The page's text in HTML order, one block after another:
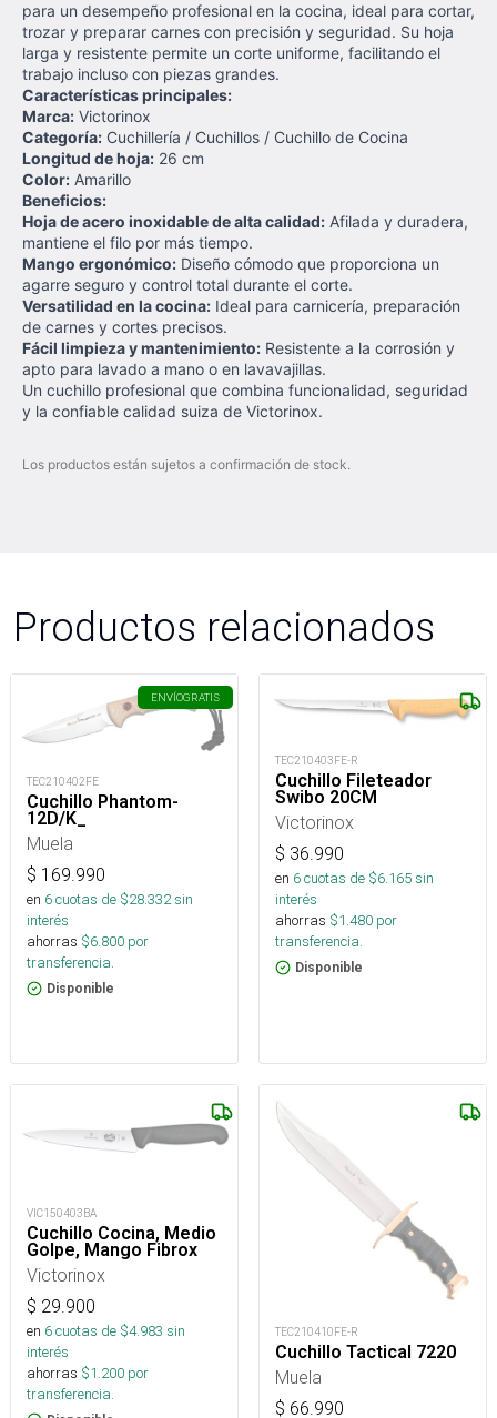
para un desempeño profesional en la cocina, ideal para cortar,
trozar y preparar carnes con precisión y seguridad. Su hoja
larga y resistente permite un corte uniforme, facilitando el
trabajo incluso con piezas grandes.
Características principales:
Marca: Victorinox
Categoría: Cuchillería / Cuchillos / Cuchillo de Cocina
Longitud de hoja: 26 cm
Color: Amarillo
Beneficios:
Hoja de acero inoxidable de alta calidad: Afilada y duradera,
mantiene el filo por más tiempo.
Mango ergonómico: Diseño cómodo que proporciona un
agarre seguro y control total durante el corte.
Versatilidad en la cocina: Ideal para carnicería, preparación
de carnes y cortes precisos.
Fácil limpieza y mantenimiento: Resistente a la corrosión y
apto para lavado a mano o en lavavajillas.
Un cuchillo profesional que combina funcionalidad, seguridad
y la confiable calidad suiza de Victorinox.
Los productos están sujetos a confirmación de stock.
Productos relacionados
ENVÍOGRATIS
TEC210402FE
Cuchillo Phantom-
12D/K_
Muela
$ 169.990
en 6cuotas de $28.332sin
interés
ahorras $6.800 por
transferencia.
Disponible
TEC210403FE-R
Cuchillo Fileteador
Swibo 20CM
Victorinox
$ 36.990
en 6cuotas de $6.165sin
interés
ahorras $1.480 por
transferencia.
Disponible
VIC150403BA
Cuchillo Cocina, Medio
Golpe, Mango Fibrox
Victorinox
$ 29.900
en 6cuotas de $4.983 sin
interés
ahorras $1.200 por
transferencia.
TEC210410FE-R
Cuchillo Tactical 7220
Muela
$ 66.990